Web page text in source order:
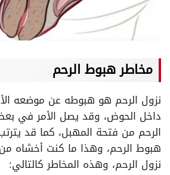
مخاطر هبوط الرحم
نزول الرحم هو هبوطه عن موضعه
داخل الحوض، وقد يصل الأمر في
الرحم من فتحة المهبل، كما قد
هبوط الرحم، وهذا ما كنت أخشاه
نزول الرحم، وهذه المخاطر كالتالي: